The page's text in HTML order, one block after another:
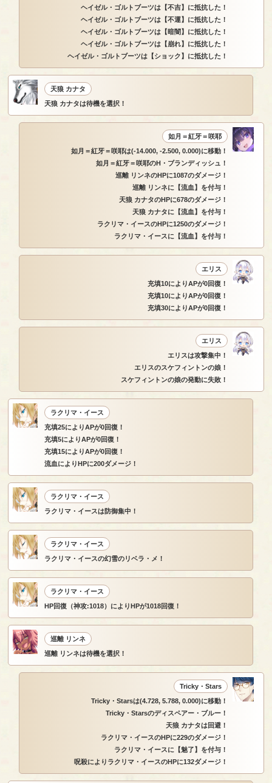
ヘイゼル・ゴルトブーツは【不吉】に抵抗した！
ヘイゼル・ゴルトブーツは【不運】に抵抗した！
ヘイゼル・ゴルトブーツは【暗闇】に抵抗した！
ヘイゼル・ゴルトブーツは【崩れ】に抵抗した！
ヘイゼル・ゴルトブーツは【ショック】に抵抗した！
天狼 カナタ
天狼 カナタは待機を選択！
如月＝紅牙＝咲耶
如月＝紅牙＝咲耶は(-14.000, -2.500, 0.000)に移動！
如月＝紅牙＝咲耶のH・ブランディッシュ！
巡離 リンネのHPに1087のダメージ！
巡離 リンネに【流血】を付与！
天狼 カナタのHPに678のダメージ！
天狼 カナタに【流血】を付与！
ラクリマ・イースのHPに1250のダメージ！
ラクリマ・イースに【流血】を付与！
エリス
充填10によりAPが0回復！
充填10によりAPが0回復！
充填30によりAPが0回復！
エリス
エリスは攻撃集中！
エリスのスケフィントンの娘！
スケフィントンの娘の発動に失敗！
ラクリマ・イース
充填25によりAPが0回復！
充填5によりAPが0回復！
充填15によりAPが0回復！
流血によりHPに200ダメージ！
ラクリマ・イース
ラクリマ・イースは防御集中！
ラクリマ・イース
ラクリマ・イースの幻雪のリベラ・メ！
ラクリマ・イース
HP回復（神攻:1018）によりHPが1018回復！
巡離 リンネ
巡離 リンネは待機を選択！
Tricky・Stars
Tricky・Starsは(4.728, 5.788, 0.000)に移動！
Tricky・Starsのディスペアー・ブルー！
天狼 カナタは回避！
ラクリマ・イースのHPに229のダメージ！
ラクリマ・イースに【魅了】を付与！
呪殺によりラクリマ・イースのHPに132ダメージ！